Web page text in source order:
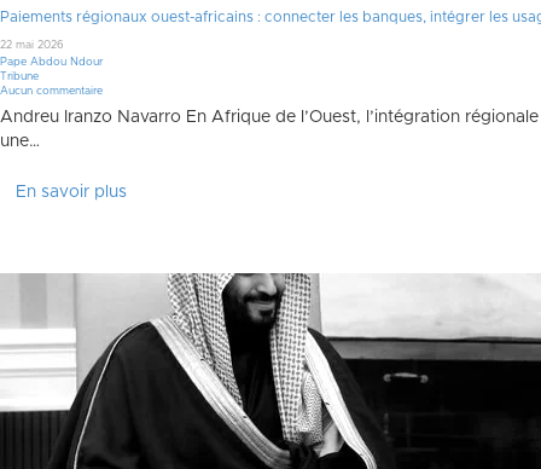
Paiements régionaux ouest-africains : connecter les banques, intégrer les
22 mai 2026
Pape Abdou Ndour
Tribune
Aucun commentaire
Andreu Iranzo Navarro En Afrique de l’Ouest, l’intégration
une…
En savoir plus